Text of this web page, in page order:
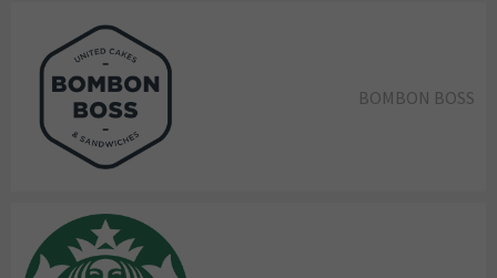
BOMBON BOSS